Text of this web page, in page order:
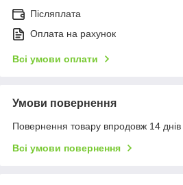
Післяплата
Оплата на рахунок
Всі умови оплати
Умови повернення
Повернення товару впродовж 14
Всі умови повернення